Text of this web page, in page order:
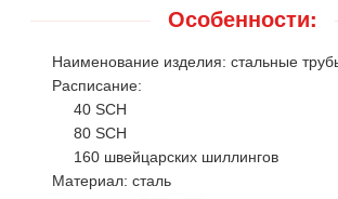
Особенности:
Наименование изделия: стальные
Расписание:
40 SCH
80 SCH
160 швейцарских шиллингов
Материал: сталь